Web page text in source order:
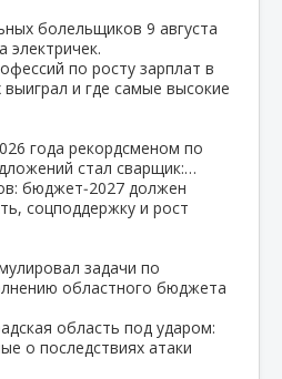
болельщиков 9 августа
электричек.
по росту зарплат в
и где самые высокие
года рекордсменом по
стал сварщик:…
бюджет‑2027 должен
соцподдержку и рост
задачи по
областного бюджета
область под ударом:
о последствиях атаки